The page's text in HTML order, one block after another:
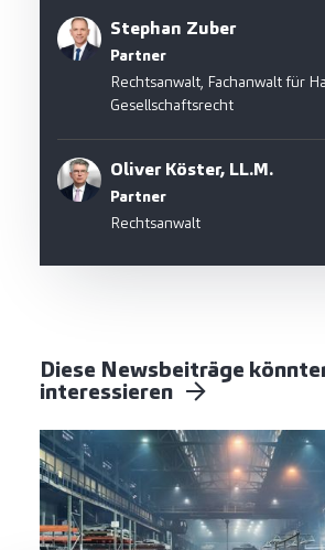
Stephan Zuber
Partner
Rechtsanwalt, Fachanwalt für
Gesellschaftsrecht
Oliver Köster, LL.M.
Partner
Rechtsanwalt
Diese Newsbeiträge
interessieren